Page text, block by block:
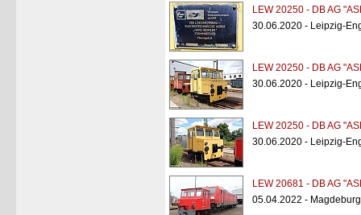
LEW 20250 - DB AG
30.06.2020 - Leipzig-
LEW 20250 - DB AG
30.06.2020 - Leipzig-
LEW 20250 - DB AG
30.06.2020 - Leipzig-
LEW 20681 - DB AG
05.04.2022 -